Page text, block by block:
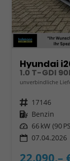
Hyundai
unverbindliche
Fahrzeugnr. 17146
Kraftstoff Benzin
Leistung 66 kW (90
07.04.2026
22.090,–